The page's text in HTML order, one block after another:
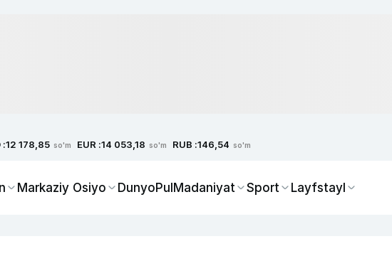
:12 178,85 so'm EUR :14 053,18 so'm RUB :146,54 so'm
Markaziy Osiyo DunyoPulMadaniyat Sport Layfstayl